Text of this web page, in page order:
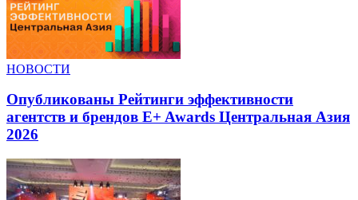
НОВОСТИ
Опубликованы Рейтинги эффективности
агентств и брендов E+ Awards Центральная Азия
2026